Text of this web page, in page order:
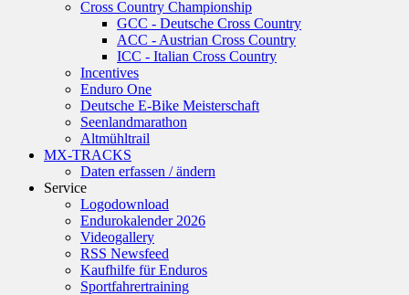
Cross Country Championship
GCC - Deutsche Cross Country
ACC - Austrian Cross Country
ICC - Italian Cross Country
Incentives
Enduro One
Deutsche E-Bike Meisterschaft
Seenlandmarathon
Altmühltrail
MX-TRACKS
Daten erfassen / ändern
Service
Logodownload
Endurokalender 2026
Videogallery
RSS Newsfeed
Kaufhilfe für Enduros
Sportfahrertraining